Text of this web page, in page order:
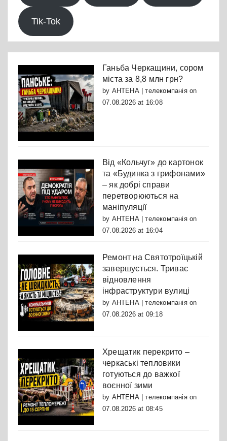
Tik-Tok
Ганьба Черкащини, сором
міста за 8,8 млн грн?
by АНТЕНА | телекомпаніяon
07.08.2026 at 16:08
Від «Кольчуг» до картонок
та «Будинка з грифонами»
– як добрі справи
перетворюються на
маніпуляції
by АНТЕНА | телекомпаніяon
07.08.2026 at 16:04
Ремонт на Святотроїцькій
завершується. Триває
відновлення
інфраструктури вулиці
by АНТЕНА | телекомпаніяon
07.08.2026 at 09:18
Хрещатик перекрито –
черкаські тепловики
готуються до важкої
воєнної зими
by АНТЕНА | телекомпаніяon
07.08.2026 at 08:45